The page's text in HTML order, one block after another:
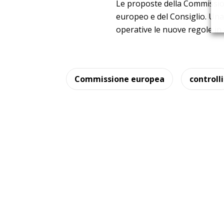
Le proposte della
europeo e del Consiglio.
operative le nuove regole in
Commissione europea controlli